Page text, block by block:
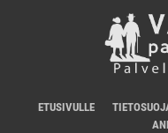
ETUSIVULLE